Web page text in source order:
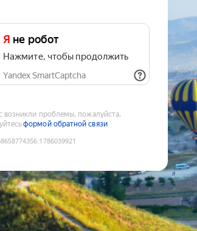
Я не робот
Нажмите, чтобы продолжить
Yandex SmartCaptcha
возникли проблемы, пожалуйста,
формой обратной связи
:1786039921